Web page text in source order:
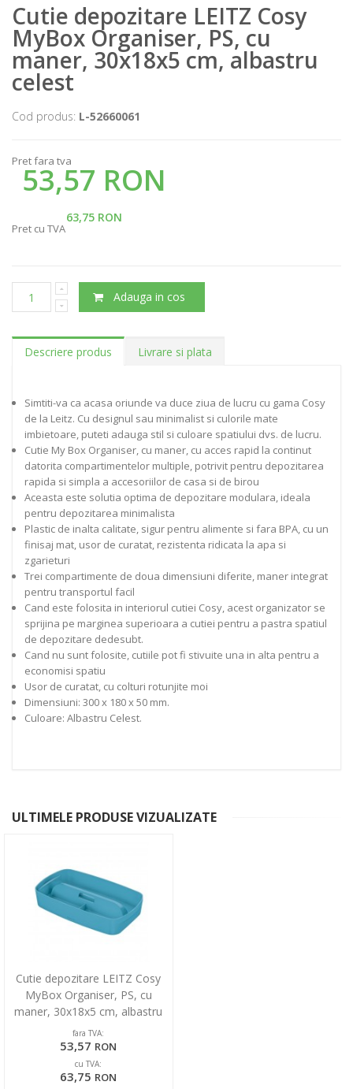
Cutie depozitare LEITZ Cosy
MyBox Organiser, PS, cu
maner, 30x18x5 cm, albastru
celest
Cod produs: L-52660061
Pret fara tva
53,57 RON
63,75 RON
Pret cu TVA
Adauga in cos
Descriere produs Livrare si plata
Simtiti-va ca acasa oriunde va duce ziua de lucru cu gama Cosy
de la Leitz. Cu designul sau minimalist si culorile mate
imbietoare, puteti adauga stil si culoare spatiului dvs. de lucru.
Cutie My Box Organiser, cu maner, cu acces rapid la continut
datorita compartimentelor multiple, potrivit pentru depozitarea
rapida si simpla a accesoriilor de casa si de birou
Aceasta este solutia optima de depozitare modulara, ideala
pentru depozitarea minimalista
Plastic de inalta calitate, sigur pentru alimente si fara BPA, cu un
finisaj mat, usor de curatat, rezistenta ridicata la apa si
zgarieturi
Trei compartimente de doua dimensiuni diferite, maner integrat
pentru transportul facil
Cand este folosita in interiorul cutiei Cosy, acest organizator se
sprijina pe marginea superioara a cutiei pentru a pastra spatiul
de depozitare dedesubt.
Cand nu sunt folosite, cutiile pot fi stivuite una in alta pentru a
economisi spatiu
Usor de curatat, cu colturi rotunjite moi
Dimensiuni: 300 x 180 x 50 mm.
Culoare: Albastru Celest.
ULTIMELE PRODUSE VIZUALIZATE
Cutie depozitare LEITZ Cosy
MyBox Organiser, PS, cu
maner, 30x18x5 cm, albastru
celest
fara TVA:
53,57 RON
cu TVA:
63,75 RON